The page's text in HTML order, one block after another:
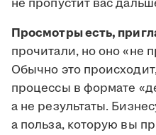
не пропустит вас
Просмотры есть,
прочитали, но оно «не
Обычно это
процессы в формате
а не результаты.
а польза, которую вы